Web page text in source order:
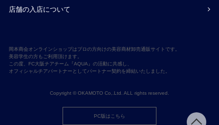
店舗の入店について
岡本商会オンラインショップはプロの方向けの美容商材卸売通販サイトです。
美容学生の方もご利用頂けます。
この度、FC大阪チアチーム『AQUA』の活動に共感し、
オフィシャルチアパートナーとしてパートナー契約を締結いたしました。
Copyright © OKAMOTO Co,.Ltd. ALL rights reserved.
PC版はこちら